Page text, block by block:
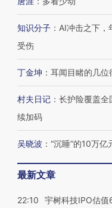
知识分子 ： AI冲击之下，
受伤
丁金坤 ： 耳闻目睹的几位
村夫日记 ： 长护险覆盖全
续加码
吴晓波 ： “沉睡”的10万亿
最新文章
22:10
宇树科技IPO估